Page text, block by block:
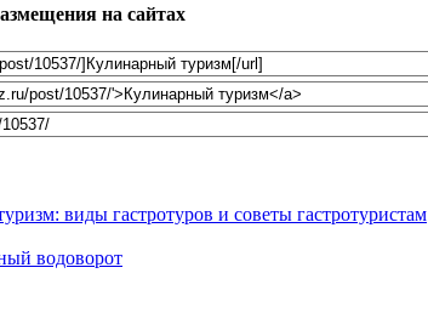
на сайтах
виды гастротуров и советы гастротуристам
водоворот